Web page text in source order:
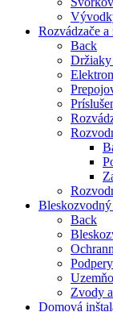
Rozvádzače
Back
Bleskozvodný
Back
Zvody
Domová